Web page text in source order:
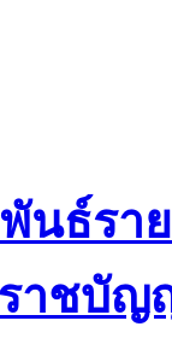
พันธ์ร
าชบั